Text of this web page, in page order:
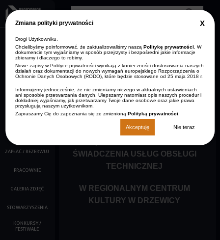
Zmiana polityki prywatności
Drogi Użytkowniku,
Chcielibyśmy poinformować, że zaktualizowaliśmy nasząPolitykę prywatności
. W
dokumencie tym wyjaśniamy w sposób przejrzysty i bezpośredni jakie informacje
zbieramy i dlaczego to robimy.
Nowe zapisy w Polityce prywatności wynikają z konieczności dostosowania naszych
działań oraz dokumentacji do nowych wymagań europejskiego Rozporządzenia o
Ochronie Danych Osobowych (RODO), które będzie stosowane od 25 maja 2018 r.
Informujemy jednocześnie, że nie zmieniamy niczego w aktualnych ustawieniach
ani sposobie przetwarzania danych. Ulepszamy natomiast opis naszych procedur i
dokładniej wyjaśniamy, jak przetwarzamy Twoje dane osobowe oraz jakie prawa
przysługują naszym użytkownikom.
Zapraszamy Cię do zapoznania się ze zmienionąPolityką prywatności
Akceptuję Nie teraz
Close
AKTUALNOŚCI
ARCHIWUM
AKTUALNOŚCI
O NAS
KALENDARZ IMPREZ
FILMY
ZAPŁAĆ / REZERWUJ
PRACOWNIE
GALERIA ZDJĘĆ
STOWARZYSZENIA
KONKURSY /
FESTIWALE
KONTAKT
czcionki
Wynajem
CENNIK WYNAJMU POMIESZCZEŃ,
ŚWIADCZENIA USŁUG OBSŁUGI
TECHNICZNEJ
W REGIONALNYM CENTRUM
KULTURY W DRZEWICY